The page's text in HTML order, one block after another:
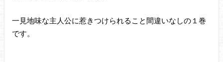
一見地味な主人公に惹きつけられること間違いなしの１巻
です。